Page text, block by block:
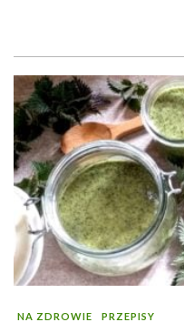
NA ZDROWIE PRZEPISY